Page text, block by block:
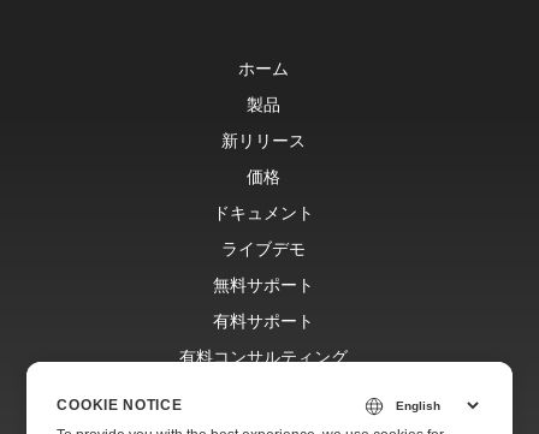
ホーム
製品
新リリース
価格
ドキュメント
ライブデモ
無料サポート
有料サポート
有料コンサルティング
ウェブサイト
COOKIE NOTICE